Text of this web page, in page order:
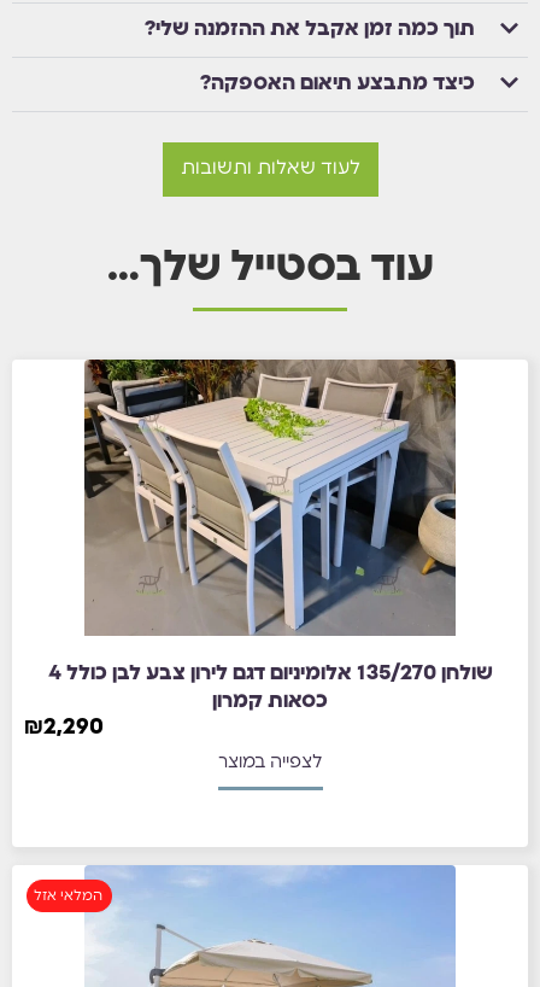
תוך כמה זמן אקבל את ההזמנה שלי?
כיצד מתבצע תיאום האספקה?
לעוד שאלות ותשובות
עוד בסטייל שלך…
שולחן 135/270 אלומיניום דגם לירון צבע לבן כולל 4
כסאות קמרון
₪2,290
לצפייה במוצר
המלאי אזל